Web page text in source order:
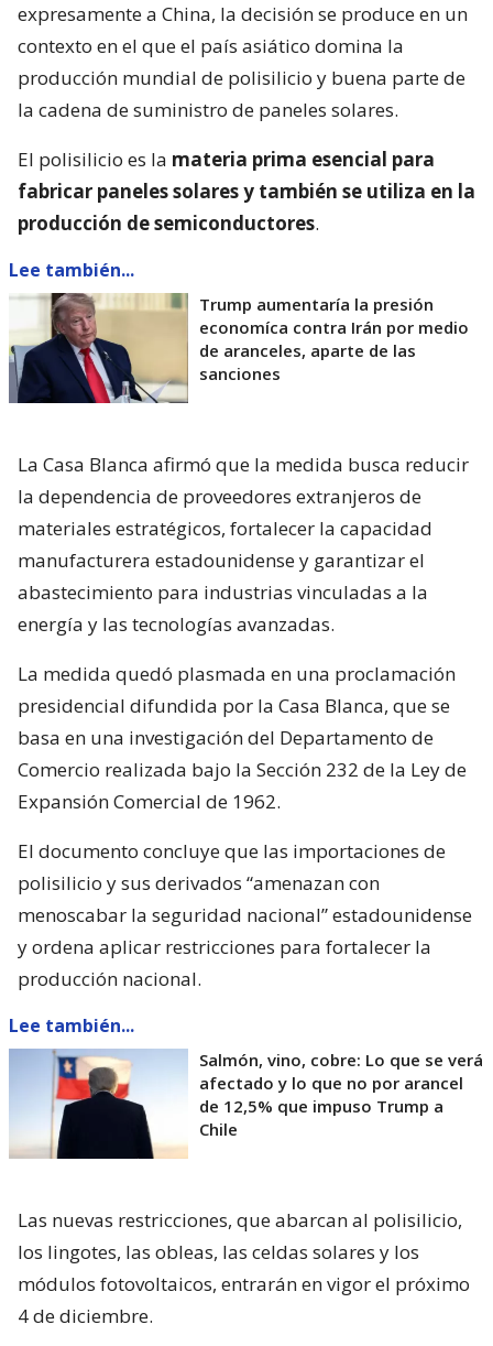
expresamente a China, la decisión se produce en un
contexto en el que el país asiático domina la
producción mundial de polisilicio y buena parte de
la cadena de suministro de paneles solares.
El polisilicio es la materia prima esencial para
fabricar paneles solares y también se utiliza en la
producción de semiconductores.
Lee también...
Trump aumentaría la presión
economíca contra Irán por medio
de aranceles, aparte de las
sanciones
La Casa Blanca afirmó que la medida busca reducir
la dependencia de proveedores extranjeros de
materiales estratégicos, fortalecer la capacidad
manufacturera estadounidense y garantizar el
abastecimiento para industrias vinculadas a la
energía y las tecnologías avanzadas.
La medida quedó plasmada en una proclamación
presidencial difundida por la Casa Blanca, que se
basa en una investigación del Departamento de
Comercio realizada bajo la Sección 232 de la Ley de
Expansión Comercial de 1962.
El documento concluye que las importaciones de
polisilicio y sus derivados “amenazan con
menoscabar la seguridad nacional” estadounidense
y ordena aplicar restricciones para fortalecer la
producción nacional.
Lee también...
Salmón, vino, cobre: Lo que se verá
afectado y lo que no por arancel
de 12,5% que impuso Trump a
Chile
Las nuevas restricciones, que abarcan al polisilicio,
los lingotes, las obleas, las celdas solares y los
módulos fotovoltaicos, entrarán en vigor el próximo
4 de diciembre.